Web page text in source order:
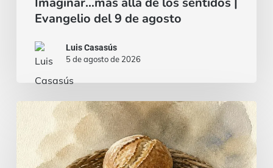
Evangelio del 9 de agosto
Luis Casasús
5 de agosto de 2026
Pan
pescado…